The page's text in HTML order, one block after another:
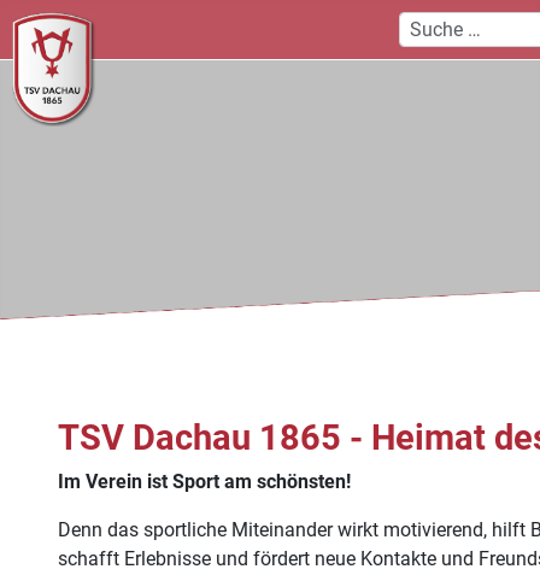
TSV Dachau 1865 - Heimat
Im Verein ist Sport am schönsten!
Denn das sportliche Miteinander wirkt motivierend, hilft
schafft Erlebnisse und fördert neue Kontakte und